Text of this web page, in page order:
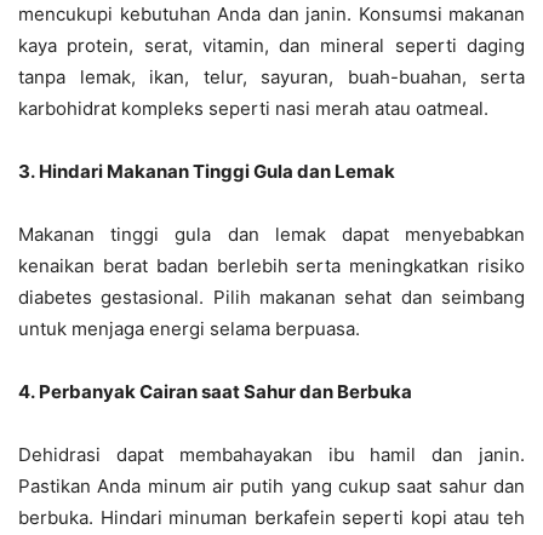
mencukupi kebutuhan Anda dan janin. Konsumsi makanan
kaya protein, serat, vitamin, dan mineral seperti daging
tanpa lemak, ikan, telur, sayuran, buah-buahan, serta
karbohidrat kompleks seperti nasi merah atau oatmeal.
3. Hindari Makanan Tinggi Gula dan Lemak
Makanan tinggi gula dan lemak dapat menyebabkan
kenaikan berat badan berlebih serta meningkatkan risiko
diabetes gestasional. Pilih makanan sehat dan seimbang
untuk menjaga energi selama berpuasa.
4. Perbanyak Cairan saat Sahur dan Berbuka
Dehidrasi dapat membahayakan ibu hamil dan janin.
Pastikan Anda minum air putih yang cukup saat sahur dan
berbuka. Hindari minuman berkafein seperti kopi atau teh